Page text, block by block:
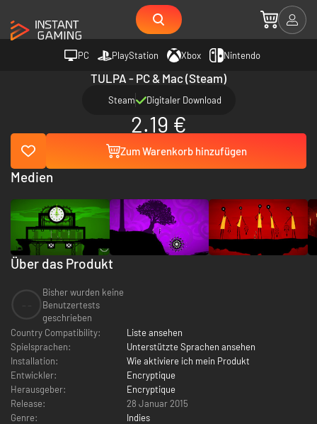
PC PlayStation Xbox Nintendo
TULPA - PC & Mac (Steam)
Steam Digitaler Download
2.19 €
Zum Warenkorb hinzufügen
Über das Produkt
Bisher wurden keine
Benutzertests
geschrieben
Country Compatibility:
Liste ansehen
Spielsprachen:
Unterstützte Sprachen ansehen
Installation:
Wie aktiviere ich mein Produkt
Entwickler:
Encryptique
Herausgeber:
Encryptique
Release:
28 Januar 2015
Genre:
Indies
Medien